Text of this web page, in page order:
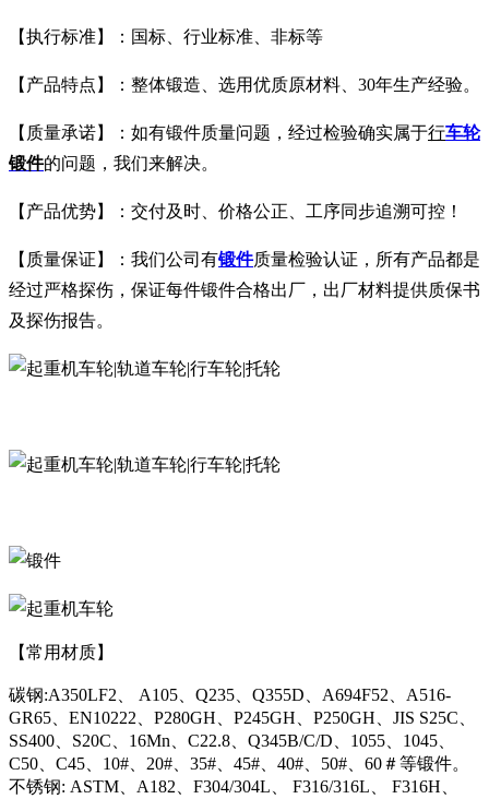
【执行标准】：国标、行业标准、非标等
【产品特点】：整体锻造、选用优质原材料、30年生产经验。
【质量承诺】：如有锻件质量问题，经过检验确实属于行车轮
锻件的问题，我们来解决。
【产品优势】：交付及时、价格公正、工序同步追溯可控！
【质量保证】：我们公司有锻件质量检验认证，所有产品都是
经过严格探伤，保证每件锻件合格出厂，出厂材料提供质保书
及探伤报告。
【常用材质】
碳钢:A350LF2、 A105、Q235、Q355D、A694F52、A516-
GR65、EN10222、P280GH、P245GH、P250GH、JIS S25C、
SS400、S20C、16Mn、C22.8、Q345B/C/D、1055、1045、
C50、C45、10#、20#、35#、45#、40#、50#、60＃等锻件。
不锈钢: ASTM、A182、F304/304L、 F316/316L、 F316H、